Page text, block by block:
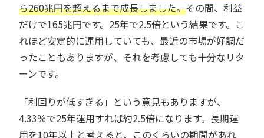
ら260兆円を超えるまで成長しました。その間、利益
だけで165兆円です。25年で2.5倍という結果です。こ
れほど安定的に運用していても、最近の市場が好調だ
ったこともありますが、それを考慮しても十分なリタ
ーンです。
「利回りが低すぎる」という意見もありますが、
4.33％で25年運用すれば約2.5倍になります。長期運
用を10年以上と考えると、このくらいの期間があれ